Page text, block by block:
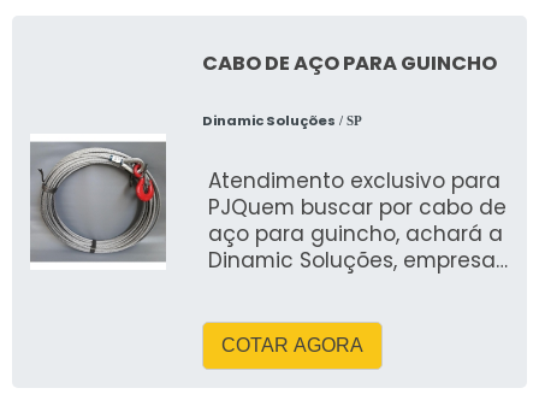
conforme normas NR-11, NR-
12 e laudos técnicos
atualizados. Garante
movimentação segura e
com agilidade, redução de
riscos, alta produtividade e
aplicação em diversos
setores. A empresa se
equipe certificada,
atendimento técnico
personalizado e rigor no
CABO DE AÇO PARA GUINCHO
Dinamic Soluções / SP
Atendimento exclusivo para
PJQuem buscar por cabo de
aço para guincho, achará a
Dinamic Soluções, empresa
COTAR AGORA